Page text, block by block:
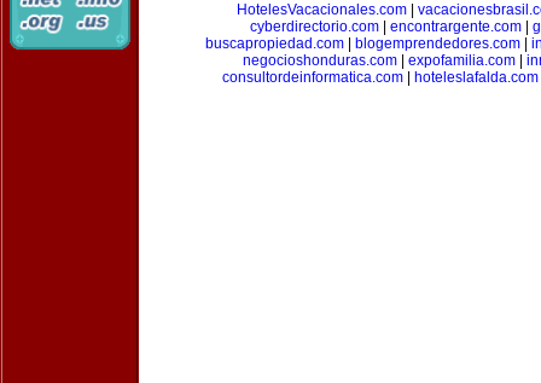
HotelesVacacionales.com|
cyberdirectorio.com| encontrargente.com|
buscapropiedad.com| blogemprendedores.com|
negocioshonduras.com| expofamilia.com|
consultordeinformatica.com| hoteleslafalda.com